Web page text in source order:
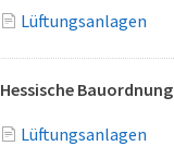
Lüftungsanlagen
Hessische Bauordnung
Lüftungsanlagen